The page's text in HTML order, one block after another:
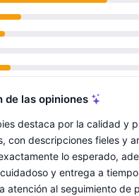
de las opiniones
destaca por la calidad y
con descripciones fieles y
lo esperado,
y entrega a
atención al seguimiento de